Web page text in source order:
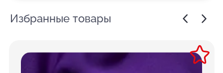
Избранные товары